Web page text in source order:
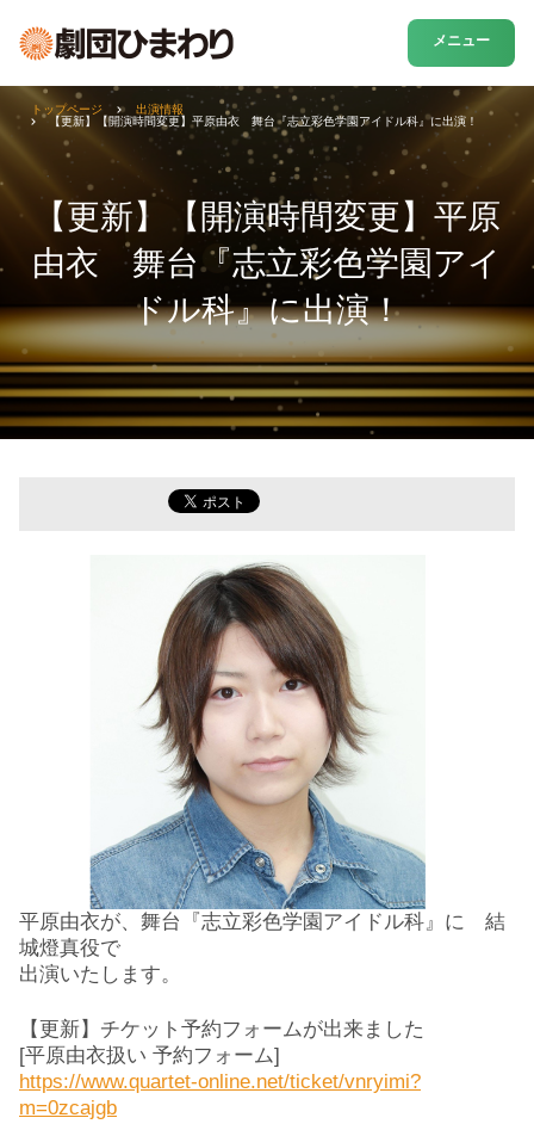
メニュー
【更新】【開演時間変更】平原
由衣 舞台『志立彩色学園アイ
ドル科』に出演！
トップページ
出演情報
【更新】【開演時間変更】平原由衣 舞台『志立彩色学園アイドル科』に出演！
平原由衣が、舞台『志立彩色学園アイドル科』に 結
城燈真役で
出演いたします。
【更新】チケット予約フォームが出来ました
[平原由衣扱い 予約フォーム]
https://www.quartet-online.net/ticket/vnryimi?
m=0zcajgb